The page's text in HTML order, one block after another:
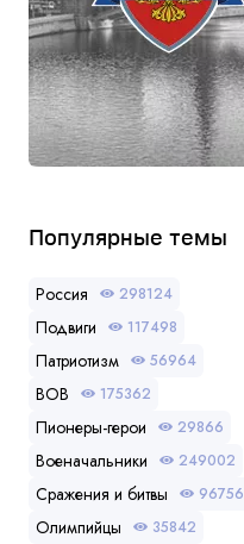
Популярные темы
Россия 298124
Подвиги 117498
Патриотизм 56964
ВОВ 175362
Пионеры-герои 29866
Военачальники 249002
Сражения и битвы 96756
Олимпийцы 35842